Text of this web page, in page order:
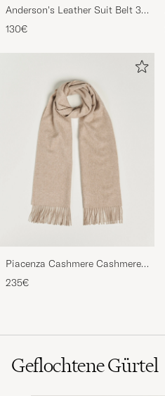
Anderson's Leather Suit Belt 3
cm Dark Brown
130€
Piacenza Cashmere Cashmere
Scarf Light Beige
235€
Geflochtene Gürtel